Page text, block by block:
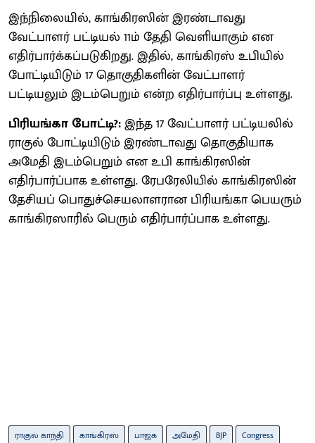
இந்நிலையில், காங்கிரஸின் இரண்டாவது
வேட்பாளர் பட்டியல் 11ம் தேதி வெளியாகும் என
எதிர்பார்க்கப்படுகிறது. இதில், காங்கிரஸ் உபியில்
போட்டியிடும் 17 தொகுதிகளின் வேட்பாளர்
பட்டியலும் இடம்பெறும் என்ற எதிர்பார்ப்பு உள்ளது.
பிரியங்கா போட்டி?:இந்த 17 வேட்பாளர் பட்டியலில்
ராகுல் போட்டியிடும் இரண்டாவது தொகுதியாக
அமேதி இடம்பெறும் என உபி காங்கிரஸின்
எதிர்பார்ப்பாக உள்ளது. ரேபரேலியில் காங்கிரஸின்
தேசியப் பொதுச்செயலாளரான பிரியங்கா பெயரும்
காங்கிரஸாரில் பெரும் எதிர்பார்ப்பாக உள்ளது.
ராகுல் காந்தி காங்கிரஸ் பாஜக அமேதி BJP
Congress